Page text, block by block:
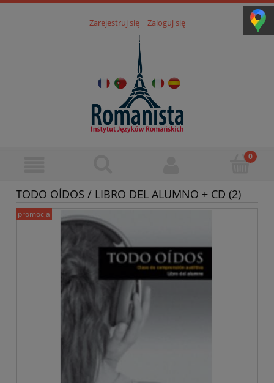
Zarejestruj się Zaloguj się
TODO OÍDOS / LIBRO DEL ALUMNO + CD (2)
promocja